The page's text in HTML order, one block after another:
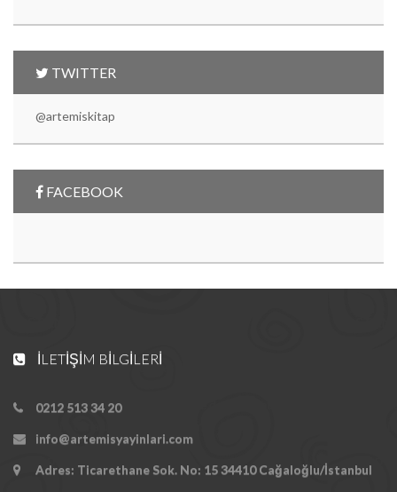
TWITTER
@artemiskitap
FACEBOOK
İLETIŞIM BILGILERI
0212 513 34 20
info@artemisyayinlari.com
Adres: Ticarethane Sok. No: 15 34410 Cağaloğlu/İstanbul